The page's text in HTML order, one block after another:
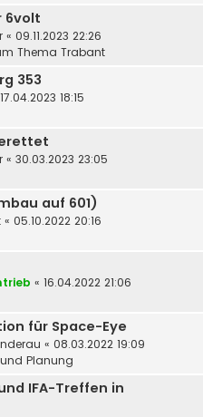
6volt
« 09.11.2023 22:26
Thema Trabant
353
17.04.2023 18:15
« 30.03.2023 23:05
auf 601)
« 05.10.2022 20:16
« 16.04.2022 21:06
für Space-Eye
« 08.03.2022 19:09
Planung
IFA-Treffen in